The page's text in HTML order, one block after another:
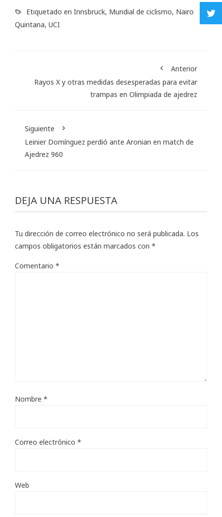
Etiquetado en Innsbruck, Mundial de ciclismo, Nairo
Quintana, UCI
Anterior
Rayos X y otras medidas desesperadas para evitar
trampas en Olimpiada de ajedrez
Siguiente
Leinier Domínguez perdió ante Aronian en match de
Ajedrez 960
DEJA UNA RESPUESTA
Tu dirección de correo electrónico no será publicada. Los
campos obligatorios están marcados con *
Comentario *
Nombre *
Correo electrónico *
Web